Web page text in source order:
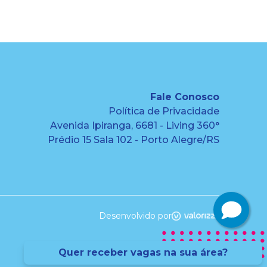
Quer receber vagas na sua área?
Fale Conosco
Política de Privacidade
Avenida Ipiranga, 6681 - Living 360°
Prédio 15 Sala 102 - Porto Alegre/RS
Desenvolvido por